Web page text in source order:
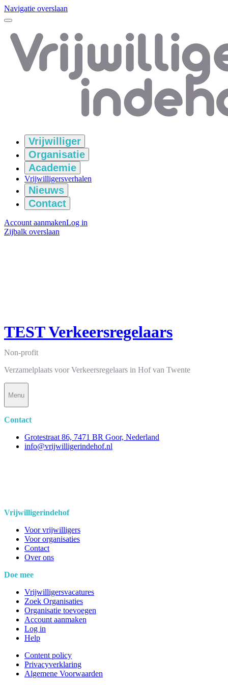
Navigatie overslaan
Vrijwilliger
Organisatie
Academie
Vrijwilligersverhalen
Nieuws
Contact
Account aanmakenLog in
Zijbalk overslaan
TEST Verkeersregelaars
Non-profit
Verzamelplaats voor Verkeersregelaars in Hof van Twente
Menu
Contact
Grotestraat 86, 7471 BR Goor, Nederland
info@vrijwilligerindehof.nl
Vrijwilligerindehof
Voor vrijwilligers
Voor organisaties
Contact
Over ons
Doe mee
Vrijwilligersvacatures
Zoek Organisaties
Organisatie toevoegen
Account aanmaken
Log in
Help
Content policy
Privacyverklaring
Algemene Voorwaarden